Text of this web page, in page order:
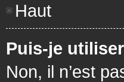
Haut
Puis-je
Non, il n’est